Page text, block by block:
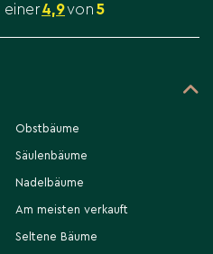
einer4,9von 5
Obstbäume
Säulenbäume
Nadelbäume
Am meisten verkauft
Seltene Bäume